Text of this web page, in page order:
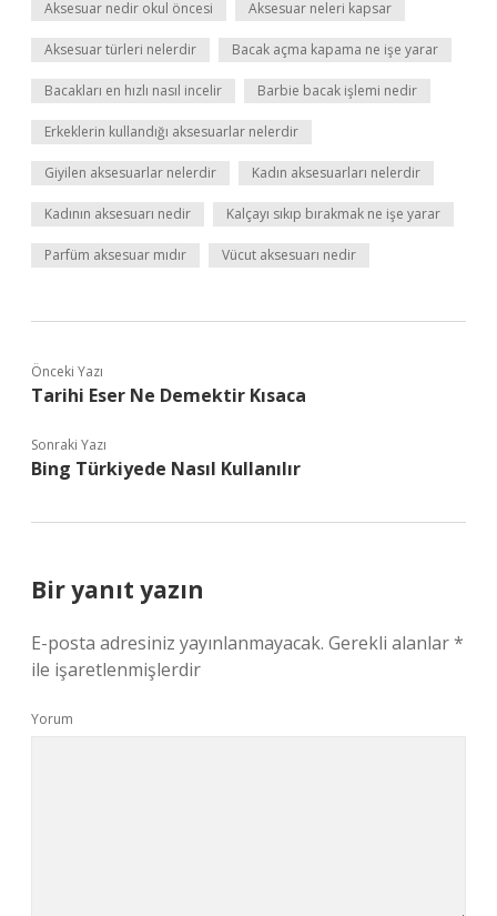
Aksesuar nedir okul öncesi Aksesuar neleri kapsar
Aksesuar türleri nelerdir Bacak açma kapama ne işe yarar
Bacakları en hızlı nasıl incelir Barbie bacak işlemi nedir
Erkeklerin kullandığı aksesuarlar nelerdir
Giyilen aksesuarlar nelerdir Kadın aksesuarları nelerdir
Kadının aksesuarı nedir Kalçayı sıkıp bırakmak ne işe yarar
Parfüm aksesuar mıdır Vücut aksesuarı nedir
Önceki Yazı
Tarihi Eser Ne Demektir Kısaca
Sonraki Yazı
Bing Türkiyede Nasıl Kullanılır
Bir yanıt yazın
E-posta adresiniz yayınlanmayacak. Gerekli alanlar*
ile işaretlenmişlerdir
Yorum